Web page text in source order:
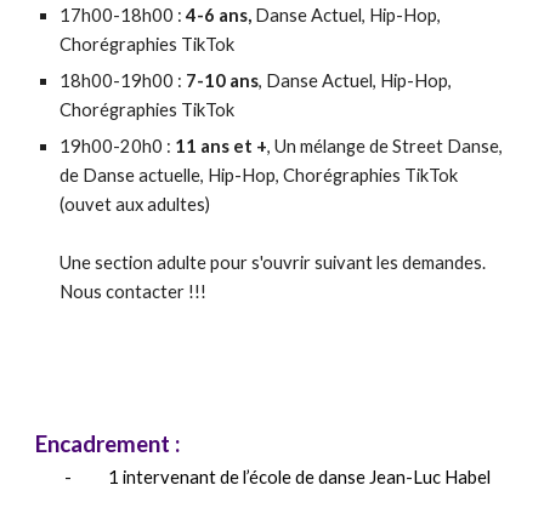
17h00-18h00 :4-6 ans, Danse Actuel, Hip-Hop,
Chorégraphies TikTok
18h00-19h00 : 7-10 ans, Danse Actuel, Hip-Hop,
Chorégraphies TikTok
19h00-20h0 : 11 ans et +,Un mélange de Street Danse,
de Danse actuelle, Hip-Hop, Chorégraphies TikTok
(ouvet aux adultes)
Une section adulte pour s'ouvrir suivant les demandes.
Nous contacter !!!
Encadrement :
- 1 intervenant de l’école de danse Jean-Luc Habel